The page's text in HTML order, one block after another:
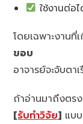
ใช้งานต่อ
โดยเฉพาะงาน
ขอบ
อาจารย์จะจับตา
ถ้าอ่านมาถึงตร
[รับทำวิจัย] แบ